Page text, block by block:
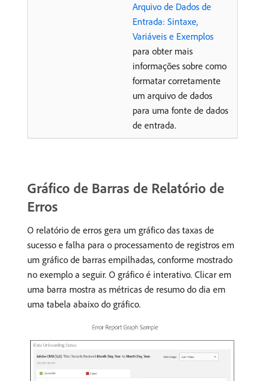
Arquivo de Dados de
Entrada: Sintaxe,
Variáveis e Exemplos
para obter mais
informações sobre como
formatar corretamente
um arquivo de dados
para uma fonte de dados
de entrada.
Gráfico de Barras de Relatório de
Erros
O relatório de erros gera um gráfico das taxas de
sucesso e falha para o processamento de registros em
um gráfico de barras empilhadas, conforme mostrado
no exemplo a seguir. O gráfico é interativo. Clicar em
uma barra mostra as métricas de resumo do dia em
uma tabela abaixo do gráfico.